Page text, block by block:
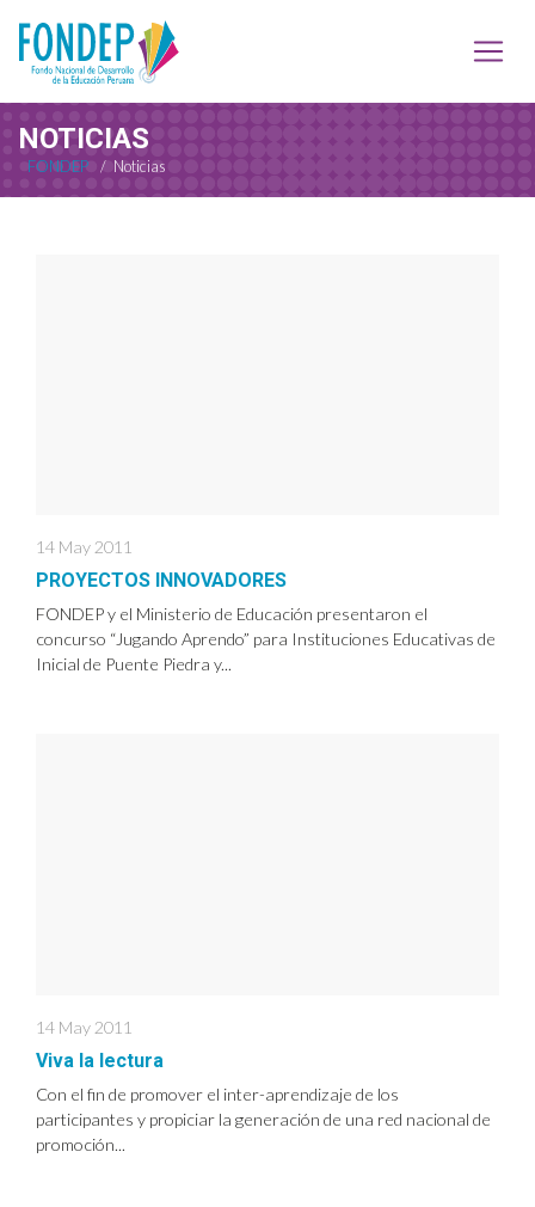
NOTICIAS
FONDEP / Noticias
14 May 2011
PROYECTOS INNOVADORES
FONDEP y el Ministerio de Educación presentaron el
concurso “Jugando Aprendo” para Instituciones Educativas de
Inicial de Puente Piedra y...
14 May 2011
Viva la lectura
Con el fin de promover el inter-aprendizaje de los
participantes y propiciar la generación de una red nacional de
promoción...